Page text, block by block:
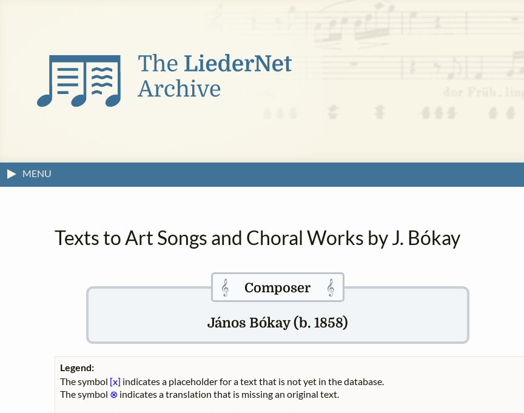
MENU
Texts to Art Songs and Choral Works by J. Bókay
𝄞 Composer 𝄞
János Bókay (b. 1858)
Legend:
The symbol [x] indicates a placeholder for a text that is not yet in the database.
The symbol ⊗ indicates a translation that is missing an original text.